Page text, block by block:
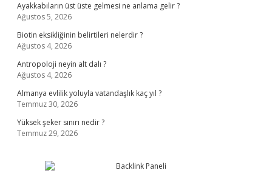
Ayakkabıların üst üste gelmesi ne anlama gelir ?
Ağustos 5, 2026
Biotin eksikliğinin belirtileri nelerdir ?
Ağustos 4, 2026
Antropoloji neyin alt dalı ?
Ağustos 4, 2026
Almanya evlilik yoluyla vatandaşlık kaç yıl ?
Temmuz 30, 2026
Yüksek şeker sınırı nedir ?
Temmuz 29, 2026